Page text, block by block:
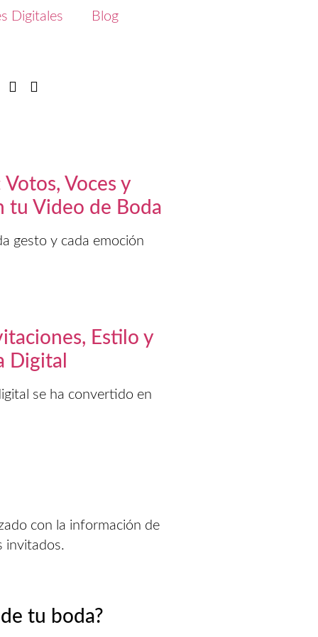
Digitales Blog
Voces y
tu Video de Boda
gesto y cada emoción
Estilo y
Digital
se ha convertido en
con la información de
invitados.
tu boda?